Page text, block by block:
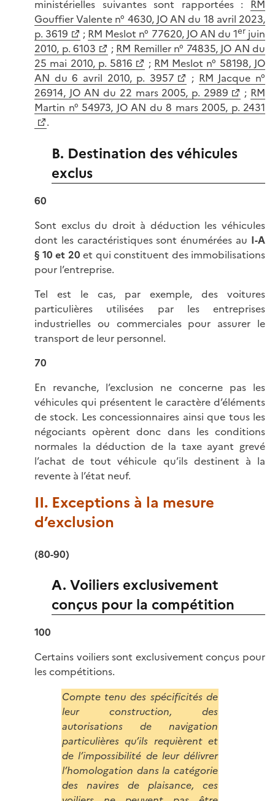
ministérielles suivantes sont rapportées : RM
Gouffier Valente n° 4630, JO AN du 18 avril 2023,
p. 3619
; RM Meslot n° 77620, JO AN du 1erjuin
2010, p. 6103
; RM Remiller n° 74835, JO AN du
25 mai 2010, p. 5816
; RM Meslot n° 58198, JO
AN du 6 avril 2010, p. 3957
; RM Jacque n°
26914, JO AN du 22 mars 2005, p. 2989
; RM
Martin n° 54973, JO AN du 8 mars 2005, p. 2431
.
B. Destination des véhicules
exclus
60
Sont exclus du droit à déduction les véhicules
dont les caractéristiques sont énumérées au I-A
§ 10 et 20 et qui constituent des immobilisations
pour l’entreprise.
Tel est le cas, par exemple, des voitures
particulières utilisées par les entreprises
industrielles ou commerciales pour assurer le
transport de leur personnel.
70
En revanche, l’exclusion ne concerne pas les
véhicules qui présentent le caractère d’éléments
de stock. Les concessionnaires ainsi que tous les
négociants opèrent donc dans les conditions
normales la déduction de la taxe ayant grevé
l’achat de tout véhicule qu’ils destinent à la
revente à l’état neuf.
II. Exceptions à la mesure
d’exclusion
(80-90)
A. Voiliers exclusivement
conçus pour la compétition
100
Certains voiliers sont exclusivement conçus pour
les compétitions.
Compte tenu des spécificités de
leur construction, des
autorisations de navigation
particulières qu’ils requièrent et
de l’impossibilité de leur délivrer
l’homologation dans la catégorie
des navires de plaisance, ces